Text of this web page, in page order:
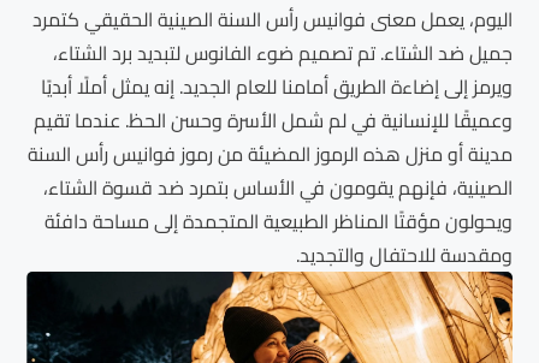
اليوم، يعمل معنى فوانيس رأس السنة الصينية الحقيقي كتمرد
جميل ضد الشتاء. تم تصميم ضوء الفانوس لتبديد برد الشتاء،
ويرمز إلى إضاءة الطريق أمامنا للعام الجديد. إنه يمثل أملًا أبديًا
وعميقًا للإنسانية في لم شمل الأسرة وحسن الحظ. عندما تقيم
مدينة أو منزل هذه الرموز المضيئة من رموز فوانيس رأس السنة
الصينية، فإنهم يقومون في الأساس بتمرد ضد قسوة الشتاء،
ويحولون مؤقتًا المناظر الطبيعية المتجمدة إلى مساحة دافئة
ومقدسة للاحتفال والتجديد.